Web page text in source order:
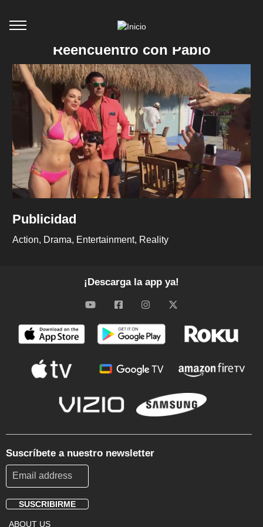
Reencuentro con Pablo
Publicidad
Action Drama Entertainment Reality
¡Descarga la app ya!
Suscríbete a nuestro newsletter
SUSCRIBIRME
ABOUT US